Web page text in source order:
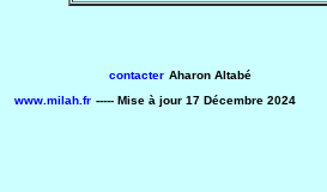
contacter Aharon Altabé
www.milah.fr ----- Mise à jour 17 Décembre 2024